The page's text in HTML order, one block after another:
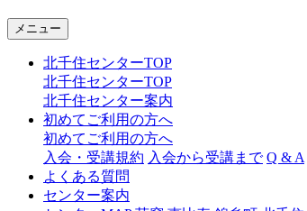
ャ
メニュー
北千住センターTOP
北千住センターTOP
北千住センター案内
初めてご利用の方へ
初めてご利用の方へ
入会・受講規約 入会から受講まで Q & A
よくある質問
センター案内